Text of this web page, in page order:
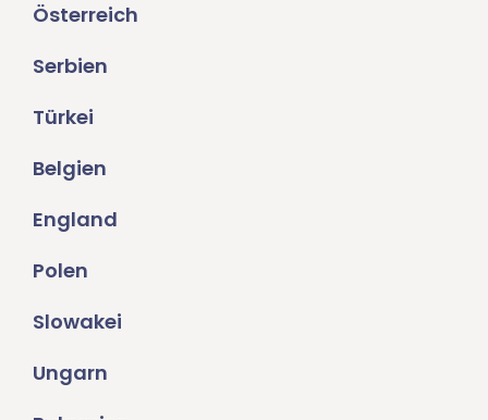
Österreich
Serbien
Türkei
Belgien
England
Polen
Slowakei
Ungarn